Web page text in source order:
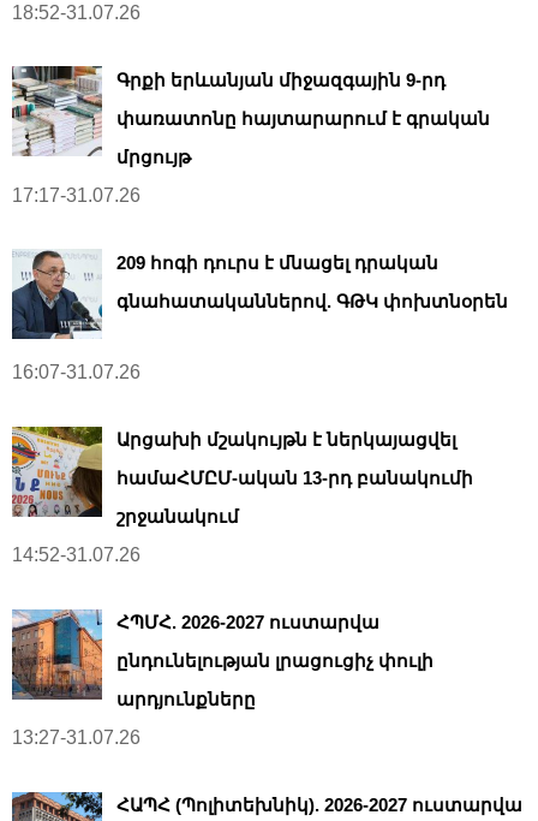
18:52-31.07.26
Գրքի երևանյան միջազգային 9-րդ
փառատոնը հայտարարում է գրական
մրցույթ
17:17-31.07.26
209 հոգի դուրս է մնացել դրական
գնահատականներով. ԳԹԿ փոխտնօրեն
16:07-31.07.26
Արցախի մշակույթն է ներկայացվել
համաՀՄԸՄ-ական 13-րդ բանակումի
շրջանակում
14:52-31.07.26
ՀՊՄՀ. 2026-2027 ուստարվա
ընդունելության լրացուցիչ փուլի
արդյունքները
13:27-31.07.26
ՀԱՊՀ (Պոլիտեխնիկ). 2026-2027 ուստարվա